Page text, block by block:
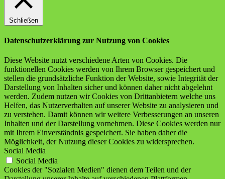
Schließen
Datenschutzerklärung zur Nutzung von Cookies
Diese Website nutzt verschiedene Arten von Cookies. Die
funktionellen Cookies werden von Ihrem Browser gespeichert und
stellen die grundsätzliche Funktion der Website, sowie Integrität der
Darstellung von Inhalten sicher und können daher nicht abgelehnt
werden. Zudem nutzen wir Cookies von Drittanbietern welche uns
Helfen, das Nutzerverhalten auf unserer Website zu analysieren und
zu verstehen. Damit können wir weitere Verbesserungen an unseren
Inhalten und der Darstellung vornehmen. Diese Cookies werden nur
mit Ihrem Einverständnis gespeichert. Sie haben daher die
Möglichkeit, der Nutzung dieser Cookies zu widersprechen.
Social Media
Social Media
Cookies der "Sozialen Medien" dienen dem Teilen und der